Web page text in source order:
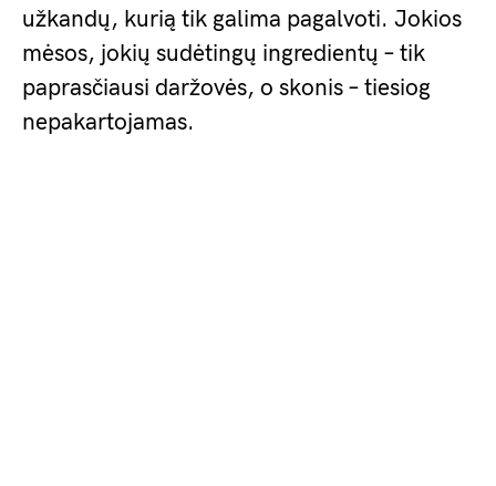
užkandų, kurią tik galima pagalvoti. Jokios
mėsos, jokių sudėtingų ingredientų – tik
paprasčiausi daržovės, o skonis – tiesiog
nepakartojamas.